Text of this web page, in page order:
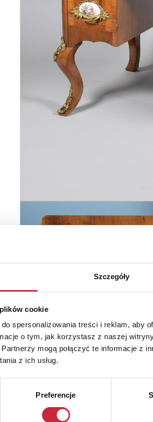
Szczegóły
cookie
spersonalizowania treści i reklam, aby
o tym, jak korzystasz z naszej
mogą połączyć te informacje z
z ich usług.
Preferencje